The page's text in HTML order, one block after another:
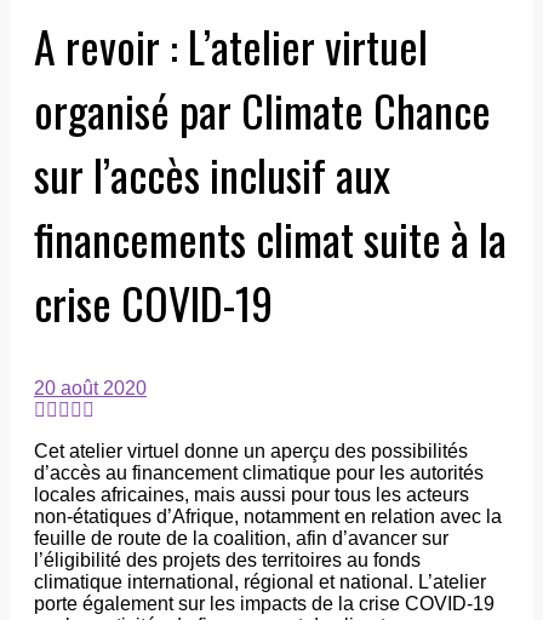
A revoir : L’atelier virtuel
organisé par Climate Chance
sur l’accès inclusif aux
financements climat suite à la
crise COVID-19
20 août 2020
Cet atelier virtuel donne un aperçu des possibilités
d’accès au financement climatique pour les autorités
locales africaines, mais aussi pour tous les acteurs
non-étatiques d’Afrique, notamment en relation avec la
feuille de route de la coalition, afin d’avancer sur
l’éligibilité des projets des territoires au fonds
climatique international, régional et national. L’atelier
porte également sur les impacts de la crise COVID-19